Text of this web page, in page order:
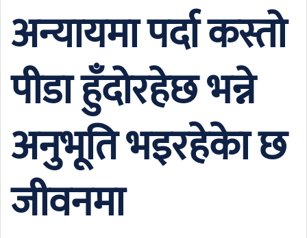
अन्यायमा पर्दा कस्तो
पीडा हुँदोरहेछ भन्ने
अनुभूति भइरहेकाे छ
जीवनमा